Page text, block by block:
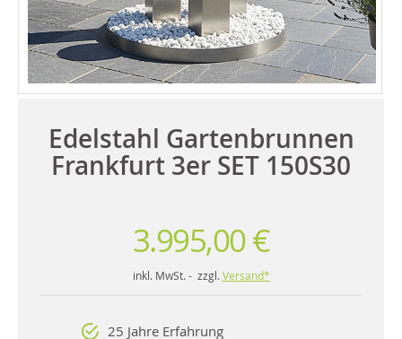
Edelstahl Gartenbrunnen
Frankfurt 3er SET 150S30
3.995,00 €
inkl. MwSt. - zzgl. Versand*
25 Jahre Erfahrung